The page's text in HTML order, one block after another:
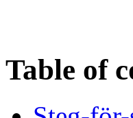
Table of